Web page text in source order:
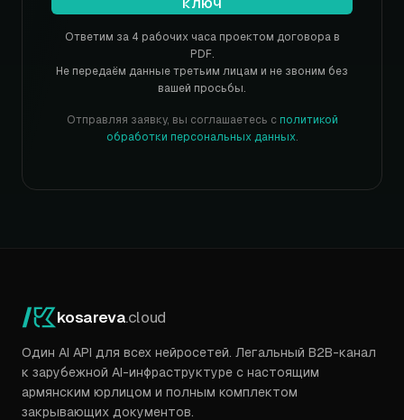
Ответим за 4 рабочих часа проектом договора в
PDF.
Не передаём данные третьим лицам и не звоним без
вашей просьбы.
Отправляя заявку, вы соглашаетесь с политикой
обработки персональных данных.
kosareva.cloud
Один AI API для всех нейросетей. Легальный B2B-канал
к зарубежной AI-инфраструктуре с настоящим
армянским юрлицом и полным комплектом
закрывающих документов.